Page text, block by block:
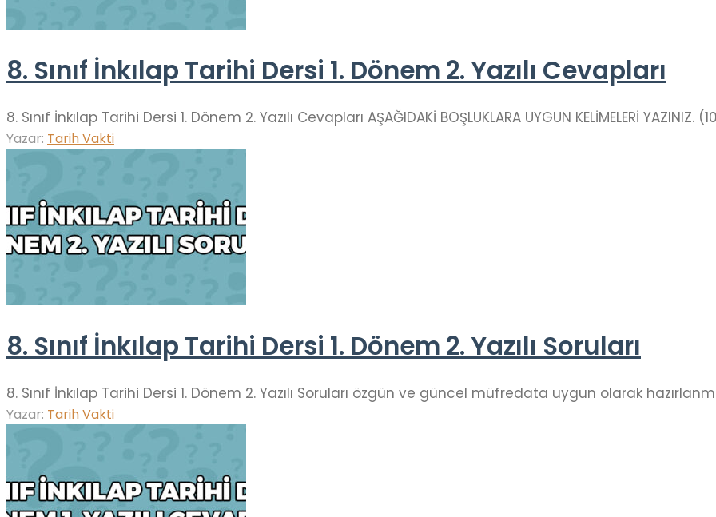
8. Sınıf İnkılap Tarihi Dersi 1. Dönem 2. Yazılı Cevapları
8. Sınıf İnkılap Tarihi Dersi 1. Dönem 2. Yazılı Cevapları AŞAĞIDAKİ BOŞLUKLARA UYGUN KELİMELERİ YAZINIZ.
Yazar: Tarih Vakti
8. Sınıf İnkılap Tarihi Dersi 1. Dönem 2. Yazılı Soruları
8. Sınıf İnkılap Tarihi Dersi 1. Dönem 2. Yazılı Soruları özgün ve güncel müfredata uygun olarak
Yazar: Tarih Vakti